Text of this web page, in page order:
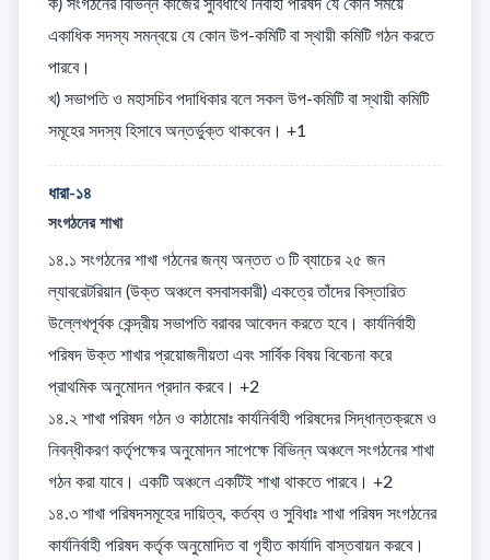
ক) সংগঠনের বিভিন্ন কাজের সুবিধার্থে নির্বাহী পরিষদ যে কোন সময়ে
একাধিক সদস্য সমন্বয়ে যে কোন উপ-কমিটি বা স্থায়ী কমিটি গঠন করতে
পারবে।
খ) সভাপতি ও মহাসচিব পদাধিকার বলে সকল উপ-কমিটি বা স্থায়ী কমিটি
সমূহের সদস্য হিসাবে অন্তর্ভুক্ত থাকবেন। +1
ধারা-১৪
সংগঠনের শাখা
১৪.১ সংগঠনের শাখা গঠনের জন্য অন্তত ৩ টি ব্যাচের ২৫ জন
ল্যাবরেটরিয়ান (উক্ত অঞ্চলে বসবাসকারী) একত্রে তাঁদের বিস্তারিত
উল্লেখপূর্বক কেন্দ্রীয় সভাপতি বরাবর আবেদন করতে হবে। কার্যনির্বাহী
পরিষদ উক্ত শাখার প্রয়োজনীয়তা এবং সার্বিক বিষয় বিবেচনা করে
প্রাথমিক অনুমোদন প্রদান করবে। +2
১৪.২ শাখা পরিষদ গঠন ও কাঠামোঃ কার্যনির্বাহী পরিষদের সিদ্ধান্তক্রমে ও
নিবন্ধীকরণ কর্তৃপক্ষের অনুমোদন সাপেক্ষে বিভিন্ন অঞ্চলে সংগঠনের শাখা
গঠন করা যাবে। একটি অঞ্চলে একটিই শাখা থাকতে পারবে। +2
১৪.৩ শাখা পরিষদসমূহের দায়িত্ব, কর্তব্য ও সুবিধাঃ শাখা পরিষদ সংগঠনের
কার্যনির্বাহী পরিষদ কর্তৃক অনুমোদিত বা গৃহীত কার্যাদি বাস্তবায়ন করবে।